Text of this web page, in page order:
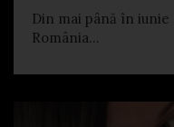
Din mai până în
România...